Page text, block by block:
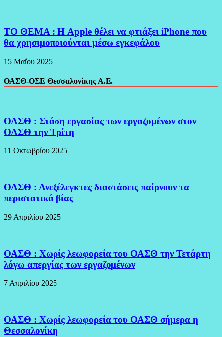
ΤΟ ΘΕΜΑ : Η Apple θέλει να φτιάξει iPhone που
θα χρησιμοποιούνται μέσω εγκεφάλου
15 Μαΐου 2025
ΟΑΣΘ-ΟΣΕ Θεσσαλονίκης Α.Ε.
ΟΑΣΘ : Στάση εργασίας των εργαζομένων στον
ΟΑΣΘ την Τρίτη
11 Οκτωβρίου 2025
ΟΑΣΘ : Ανεξέλεγκτες διαστάσεις παίρνουν τα
περιστατικά βίας
29 Απριλίου 2025
ΟΑΣΘ : Χωρίς λεωφορεία του ΟΑΣΘ την Τετάρτη
λόγω απεργίας των εργαζομένων
7 Απριλίου 2025
ΟΑΣΘ : Χωρίς λεωφορεία του ΟΑΣΘ σήμερα η
Θεσσαλονίκη